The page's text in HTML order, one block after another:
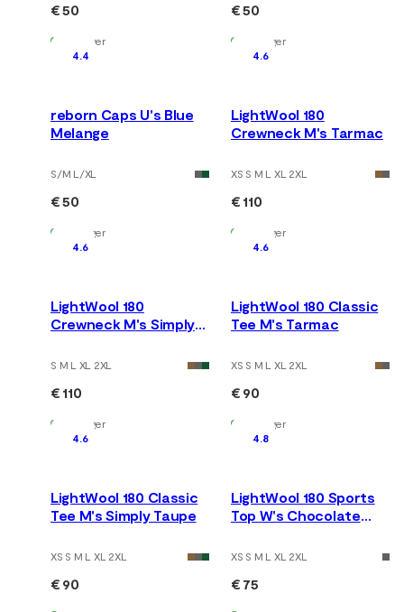
€ 50
Auf Lager
€ 50
Auf Lager
4.4
reborn Caps U's Blue
Melange
S/M L/XL
€ 50
Auf Lager
4.6
LightWool 180
Crewneck M's Tarmac
XS S M L XL 2XL
€ 110
Auf Lager
4.6
LightWool 180
Crewneck M's Simply
S M L XL 2XL
€ 110
Auf Lager
4.6
LightWool 180 Classic
Tee M's Tarmac
XS S M L XL 2XL
€ 90
Auf Lager
4.6
LightWool 180 Classic
Tee M's Simply Taupe
XS S M L XL 2XL
€ 90
4.8
LightWool 180 Sports
Top W's Chocolate
XS S M L XL 2XL
€ 75